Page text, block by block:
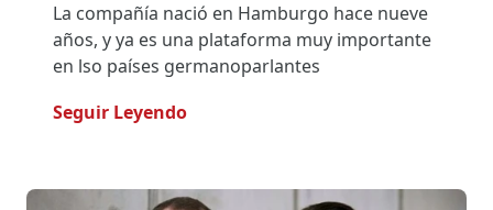
La compañía nació en Hamburgo hace nueve
años, y ya es una plataforma muy importante
en lso países germanoparlantes
Seguir Leyendo- Onlogist Continúa Expansión